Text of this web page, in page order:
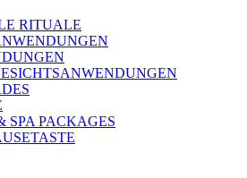
RITUALE
SPA PACKAGES